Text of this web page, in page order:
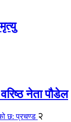
नेता पौडेल
२